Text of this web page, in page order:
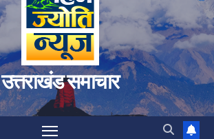
उत्तराखंड समाचार